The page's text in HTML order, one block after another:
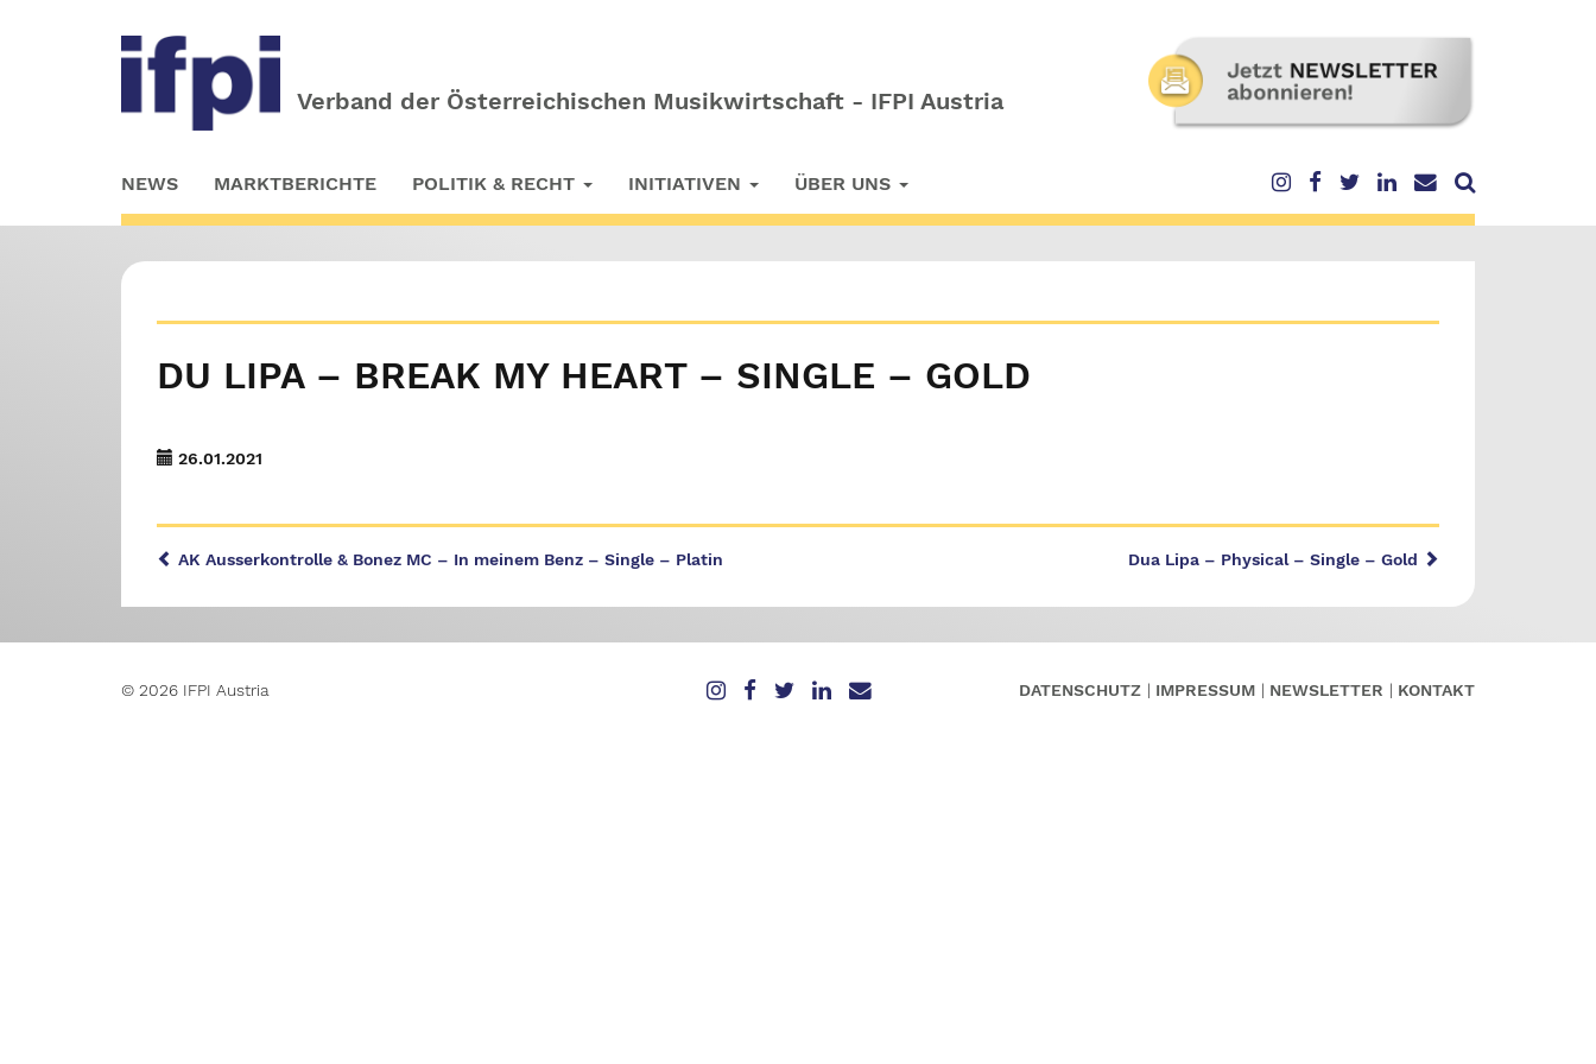
Verband der Österreichischen Musikwirtschaft - IFPI Austria
to
main
NEWS MARKTBERICHTE POLITIK & RECHT INITIATIVEN ÜBER UNS
DU LIPA – BREAK MY HEART – SINGLE – GOLD
26.01.2021
Dua Lipa – Physical – Single – Gold
AK Ausserkontrolle & Bonez MC – In meinem Benz – Single – Platin
© 2026 IFPI Austria DATENSCHUTZ IMPRESSUM NEWSLETTER KONTAKT